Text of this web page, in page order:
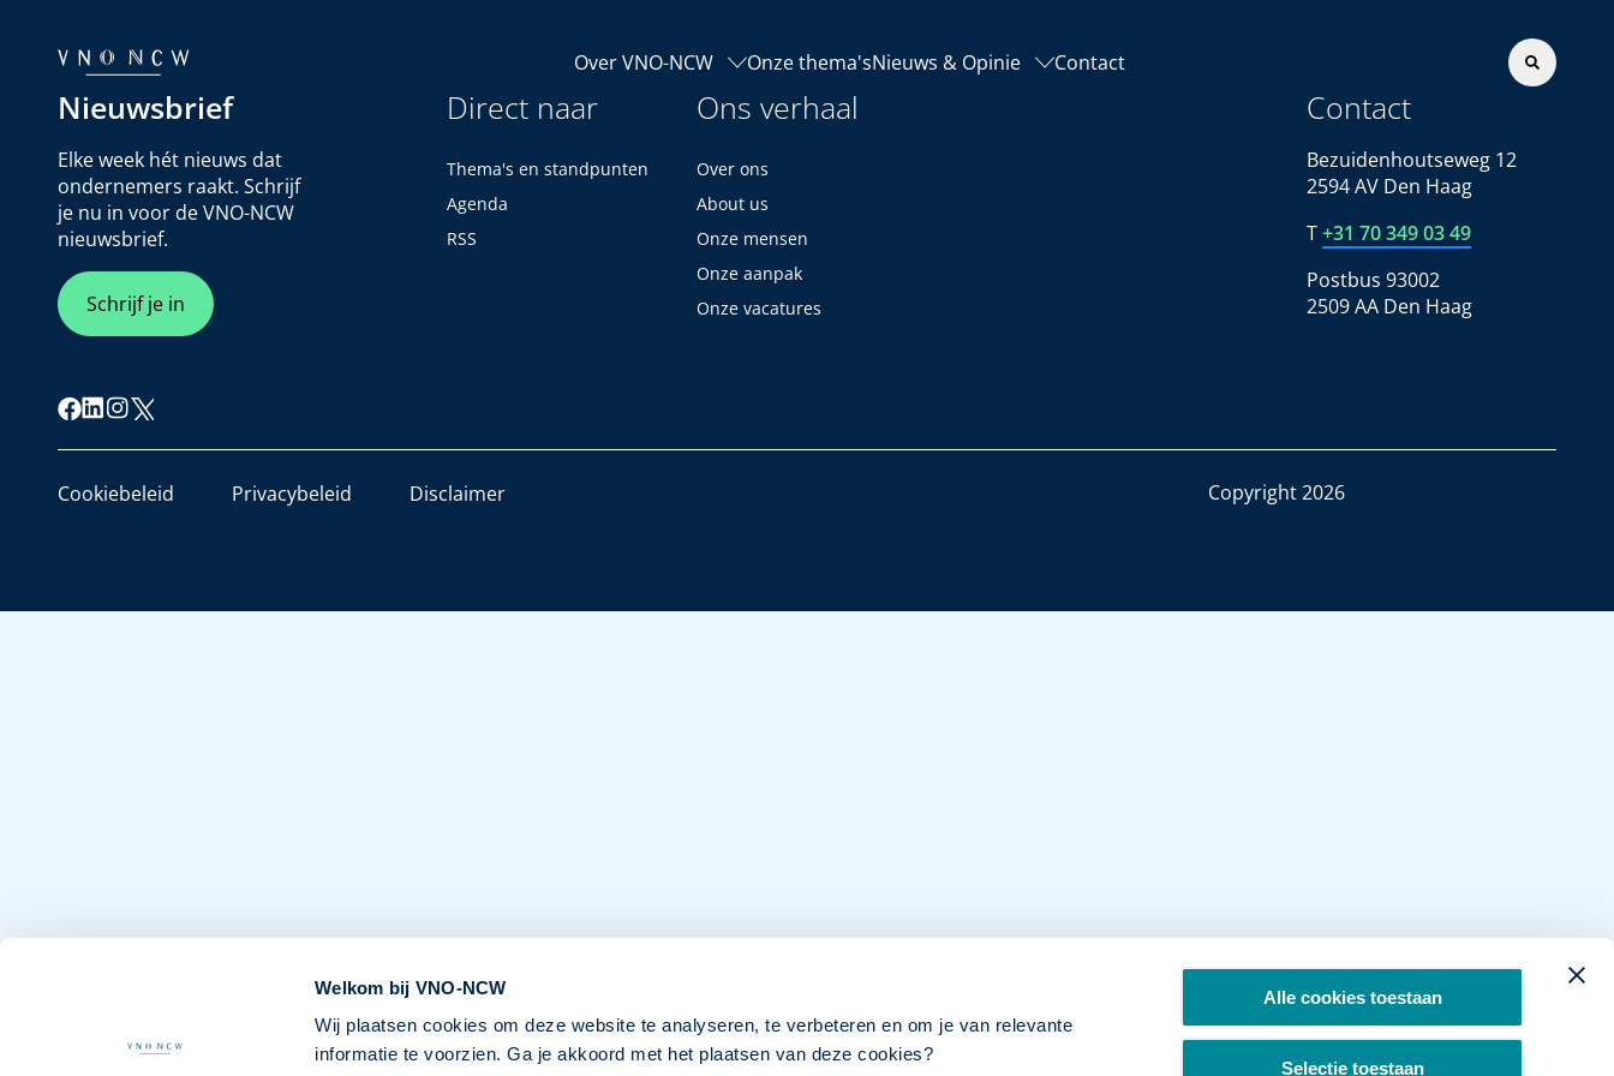
Welkom bij VNO-NCW
Wij plaatsen cookies om deze website te analyseren, te verbeteren en om je van relevante
informatie te voorzien. Ga je akkoord met het plaatsen van deze cookies?
Alle cookies toestaan
Selectie toestaan
Over VNO-NCW Onze thema'sNieuws & Opinie Contact
Nieuwsbrief
Elke week hét nieuws dat
ondernemers raakt. Schrijf
je nu in voor de VNO-NCW
nieuwsbrief.
Schrijf je in
Direct naar
Thema's en standpunten
Agenda
RSS
Ons verhaal
Over ons
About us
Onze mensen
Onze aanpak
Onze vacatures
Contact
Bezuidenhoutseweg 12
2594 AV Den Haag
T+31 70 349 03 49
Postbus 93002
2509 AA Den Haag
Cookiebeleid Privacybeleid Disclaimer Copyright 2026